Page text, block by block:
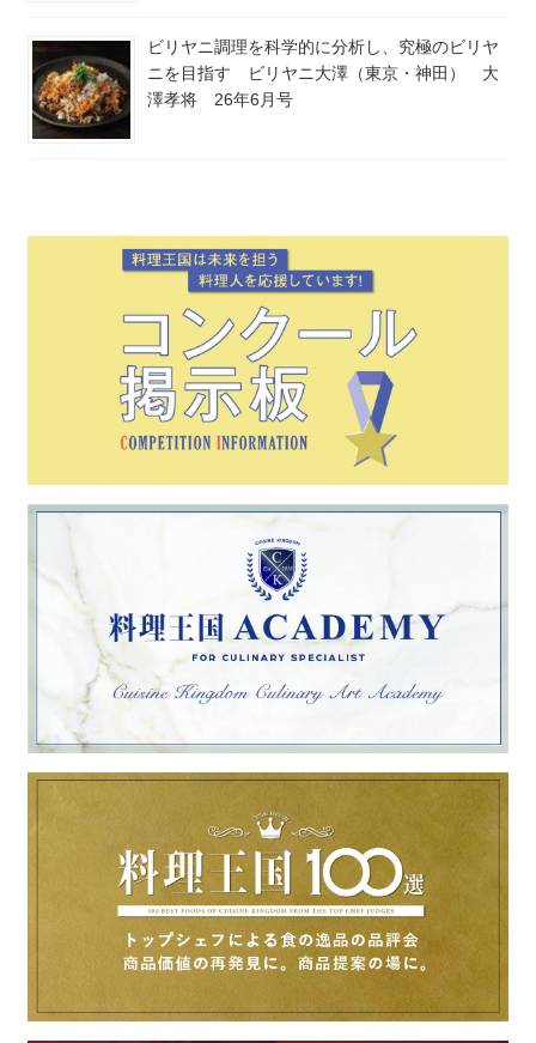
ビリヤニ調理を科学的に分析し、究極のビリヤ
ニを目指す ビリヤニ大澤（東京・神田） 大
澤孝将 26年6月号